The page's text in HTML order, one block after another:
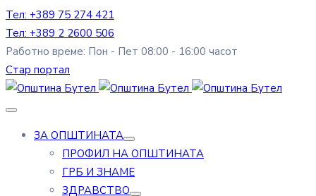
Тел: +389 75 274 421
Тел: +389 2 2600 506
Работно време: Пон - Пет 08:00 - 16:00 часот
Стар портал
ЗА ОПШТИНАТА
ПРОФИЛ НА ОПШТИНАТА
ГРБ И ЗНАМЕ
ЗДРАВСТВО